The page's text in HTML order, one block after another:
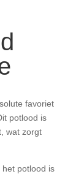
favoriet
potlood is
wat zorgt
potlood is